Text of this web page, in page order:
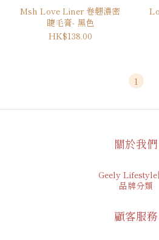
Msh Love Liner 卷翹濃密
睫毛膏- 黑色
HK$138.00
1
關於我們
Geely Lifestyle
品牌分類
顧客服務